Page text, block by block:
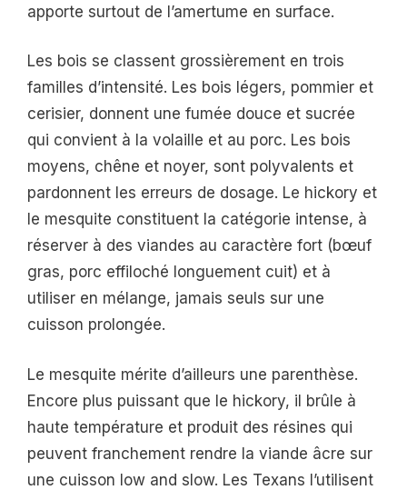
apporte surtout de l’amertume en surface.
Les bois se classent grossièrement en trois
familles d’intensité. Les bois légers, pommier et
cerisier, donnent une fumée douce et sucrée
qui convient à la volaille et au porc. Les bois
moyens, chêne et noyer, sont polyvalents et
pardonnent les erreurs de dosage. Le hickory et
le mesquite constituent la catégorie intense, à
réserver à des viandes au caractère fort (bœuf
gras, porc effiloché longuement cuit) et à
utiliser en mélange, jamais seuls sur une
cuisson prolongée.
Le mesquite mérite d’ailleurs une parenthèse.
Encore plus puissant que le hickory, il brûle à
haute température et produit des résines qui
peuvent franchement rendre la viande âcre sur
une cuisson low and slow. Les Texans l’utilisent